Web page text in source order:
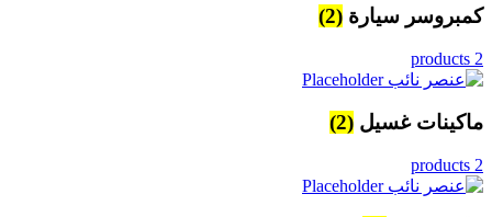
كمبروسر سيارة (2)
2 products
ماكينات غسيل (2)
2 products